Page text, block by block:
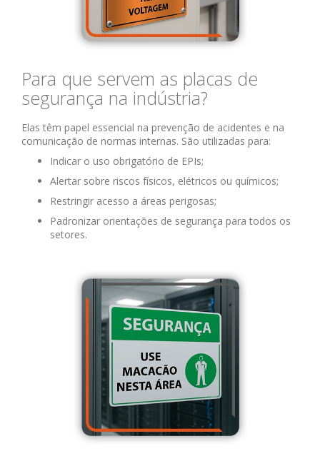
Para que servem as placas de
segurança na indústria?
Elas têm papel essencial na prevenção de acidentes e na
comunicação de normas internas. São utilizadas para:
Indicar o uso obrigatório de EPIs;
Alertar sobre riscos físicos, elétricos ou químicos;
Restringir acesso a áreas perigosas;
Padronizar orientações de segurança para todos os
setores.